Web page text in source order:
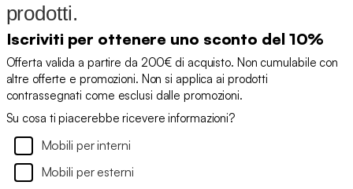
prodotti.
Iscriviti per ottenere uno sconto del 10%
Offerta valida a partire da 200€ di acquisto. Non cumulabile con
altre offerte e promozioni. Non si applica ai prodotti
contrassegnati come esclusi dalle promozioni.
Su cosa ti piacerebbe ricevere informazioni?
Mobili per interni
Mobili per esterni